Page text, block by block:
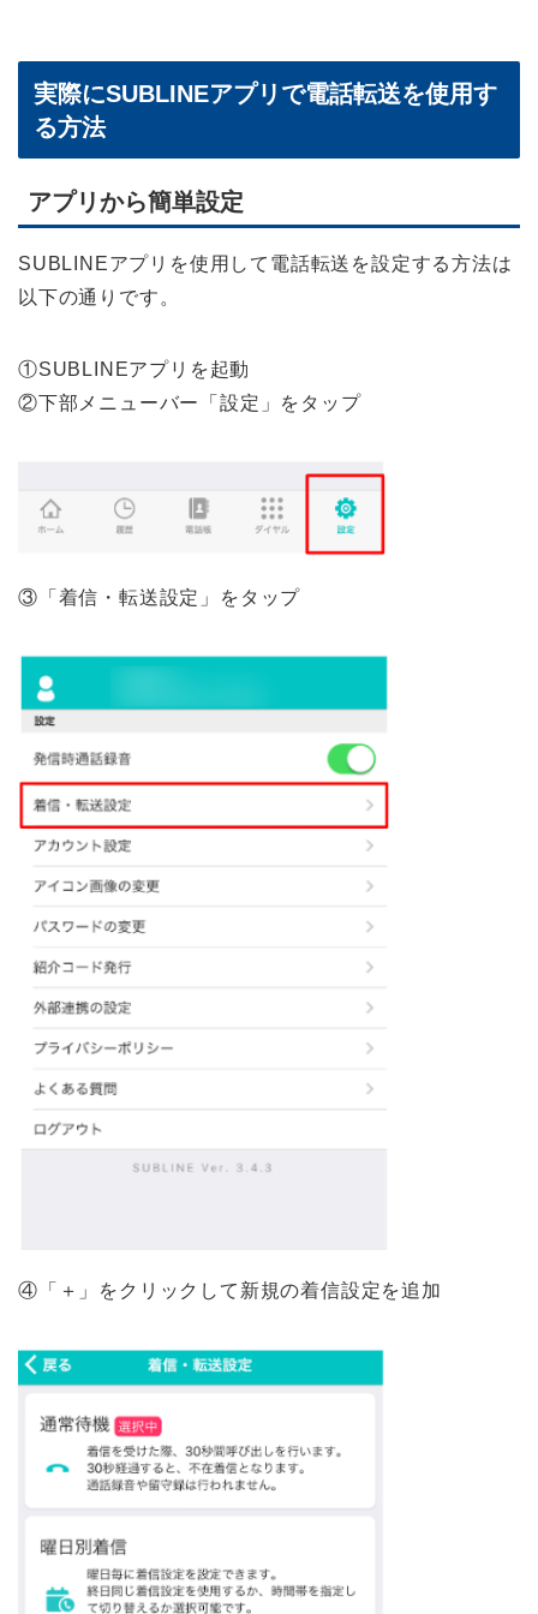
実際にSUBLINEアプリで電話転送を使用す
る方法
アプリから簡単設定
SUBLINEアプリを使用して電話転送を設定する方法は
以下の通りです。
①SUBLINEアプリを起動
②下部メニューバー「設定」をタップ
③「着信・転送設定」をタップ
④「＋」をクリックして新規の着信設定を追加